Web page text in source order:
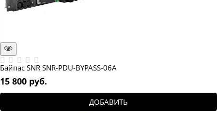
Байпас SNR SNR-PDU-BYPASS-06A
15 800 руб.
ДОБАВИТЬ